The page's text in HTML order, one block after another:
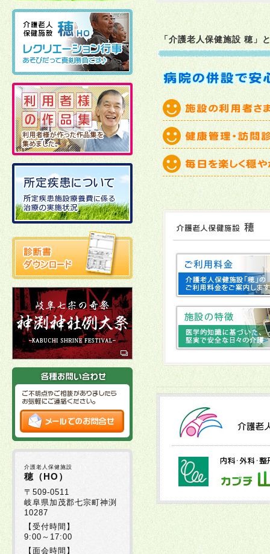
2026年01月06日
2025年12月19日
2025年12月02日
2025年11月21日
2025年11月11日
2025年10月27日
2025年10月22日
2025年10月03日
2025年10月02日
2025年09月01日
2025年08月29日
2025年08月05日
2025年07月30日
「介護老人保健施設 穂」
介護老人保健施設
穂（HO）
〒509-0511
岐阜県加茂郡七宗町神渕
10287
【受付時間】
9:00～17:00
【面会時間】